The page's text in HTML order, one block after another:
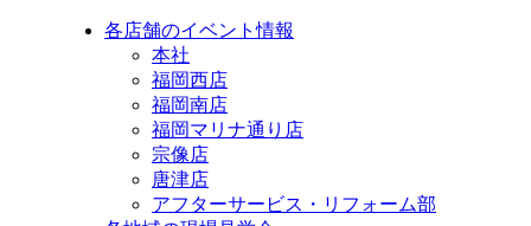
各店舗のイベント情報
本社
福岡西店
福岡南店
福岡マリナ通り店
宗像店
唐津店
アフターサービス・リフォーム部